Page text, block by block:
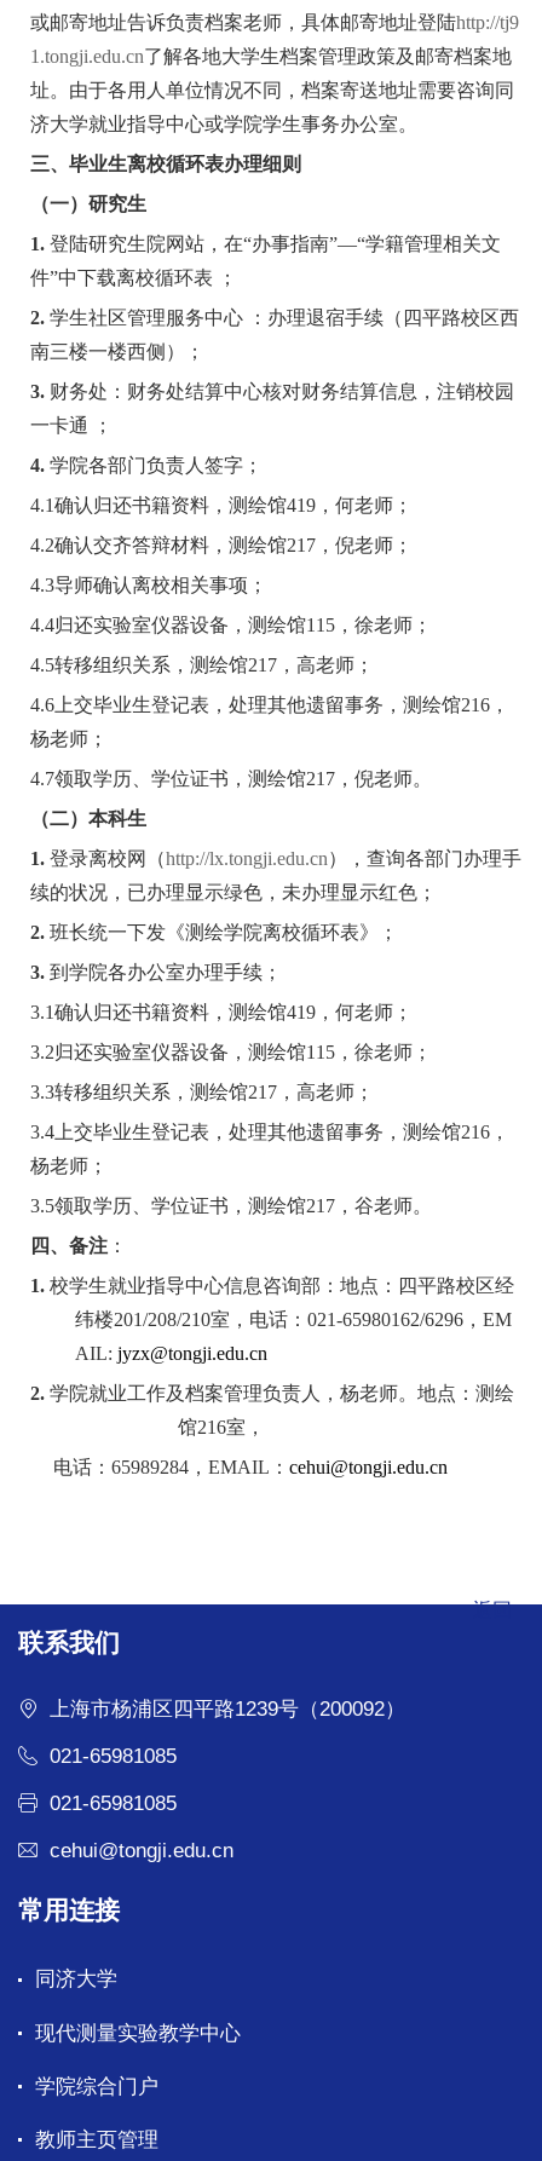
或邮寄地址告诉负责档案老师，具体邮寄地址登陆http://tj9
1.tongji.edu.cn了解各地大学生档案管理政策及邮寄档案地
址。由于各用人单位情况不同，档案寄送地址需要咨询同
济大学就业指导中心或学院学生事务办公室。
三、毕业生离校循环表办理细则
（一）研究生
1. 登陆研究生院网站，在“办事指南”—“学籍管理相关文
件”中下载离校循环表
；
2. 学生社区管理服务中心
：办理退宿手续（四平路校区西
南三楼一楼西侧）；
3. 财务处：财务处结算中心核对财务结算信息，注销校园
一卡通
；
4. 学院各部门负责人签字；
4.1确认归还书籍资料，测绘馆419 ，何老师；
4.2确认交齐答辩材料，测绘馆217 ，倪老师；
4.3导师确认离校相关事项；
4.4归还实验室仪器设备，测绘馆115 ，徐老师；
4.5转移组织关系，测绘馆217 ，高老师；
4.6 上交毕业生登记表，处理其他遗留事务，测绘馆216 ，
杨老师；
4.7领取学历、学位证书，测绘馆217 ，倪老师。
（二）本科生
1. 登录离校网（http://lx.tongji.edu.cn），查询各部门办理手
续的状况，已办理显示绿色，未办理显示红色；
2. 班长统一下发《测绘学院离校循环表》；
3. 到学院各办公室办理手续；
3.1确认归还书籍资料，测绘馆419 ，何老师；
3.2归还实验室仪器设备，测绘馆115 ，徐老师；
3.3转移组织关系，测绘馆217 ，高老师；
3.4 上交毕业生登记表，处理其他遗留事务，测绘馆216 ，
杨老师；
3.5领取学历、学位证书，测绘馆217 ，谷老师。
四、备注 ：
1. 校学生就业指导中心信息咨询部：地点：四平路校区经
纬楼201/208/210室，电话：021-65980162/6296 ，EM
AIL:jyzx@tongji.edu.cn
2. 学院就业工作及档案管理负责人，杨老师。地点：测绘
馆216室，
电话： 65989284， EMAIL ： cehui@tongji.edu.cn
返回
联系我们
上海市杨浦区四平路1239号（200092）
021-65981085
021-65981085
cehui@tongji.edu.cn
常用连接
同济大学
现代测量实验教学中心
学院综合门户
教师主页管理